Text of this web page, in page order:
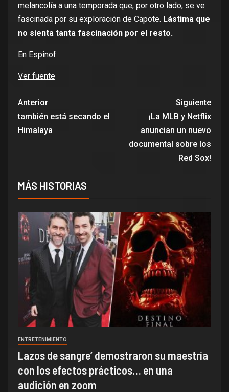
melancolía a una temporada que, por otro lado, se ve
fascinada por su exploración de Capote. Lástima que
no sienta tanta fascinación por el resto.
En Espinof:
Ver fuente
Anterior
también está secando el
Himalaya
Siguiente
¡La MLB y Netflix
anuncian un nuevo
documental sobre los
Red Sox!
MÁS HISTORIAS
ENTRETENIMIENTO
Lazos de sangre’ demostraron su maestría
con los efectos prácticos… en una
audición en zoom